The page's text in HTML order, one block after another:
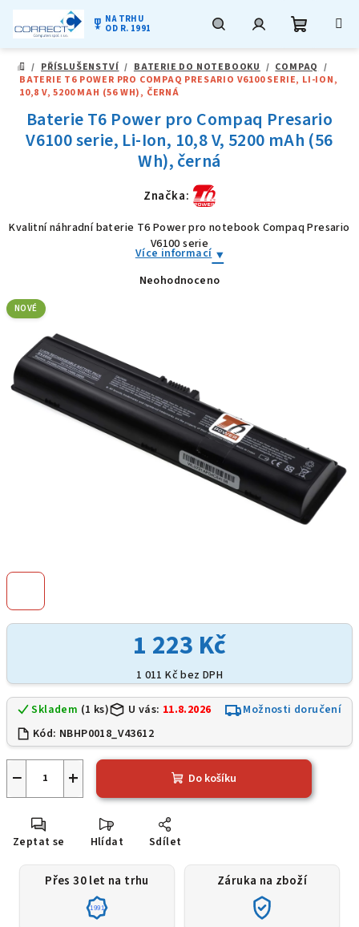
obsah
military_tech NA TRHU
OD R. 1991
DOMŮ
/ PŘÍSLUŠENSTVÍ / BATERIE DO NOTEBOOKU / COMPAQ /
BATERIE T6 POWER PRO COMPAQ PRESARIO V6100 SERIE, LI-ION,
10,8 V, 5200 MAH (56 WH), ČERNÁ
1 223 Kč
1 011 Kč bez DPH
Skladem (1 ks) U vás: 11.8.2026
Možnosti doručení
Kód: NBHP0018_V43612
+
− Do košíku
Zeptat se Hlídat Sdílet
Baterie T6 Power pro Compaq Presario
V6100 serie, Li-Ion, 10,8 V, 5200 mAh (56
Wh), černá
Značka:
Kvalitní náhradní baterie T6 Power pro notebook Compaq Presario
V6100 serie
Více informací
Průměrné
Neohodnoceno
NOVÉ
Přes 30 let na trhu
1991
Záruka na zboží